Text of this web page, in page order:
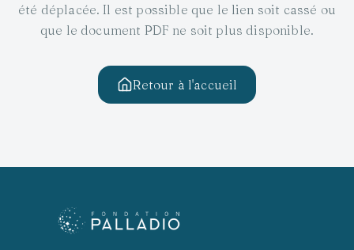
été déplacée. Il est possible que le lien soit cassé ou
que le document PDF ne soit plus disponible.
Retour à l'accueil